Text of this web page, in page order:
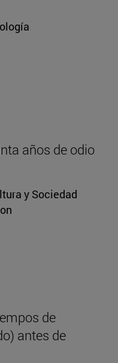
años de odio
y Sociedad
de
antes de